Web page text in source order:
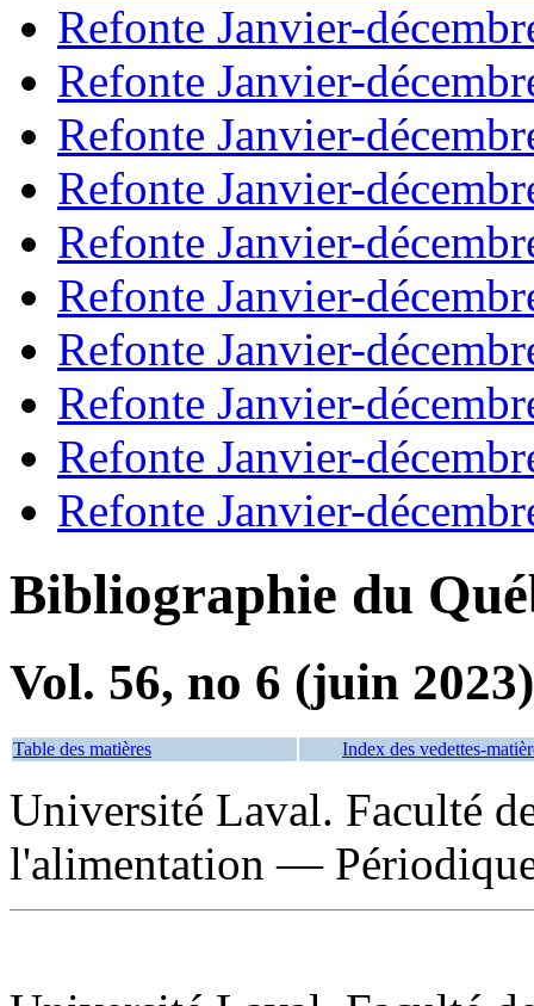
Refonte Janvier-
Refonte Janvier-
Refonte Janvier-
Refonte Janvier-
Refonte Janvier-
Refonte Janvier-
Refonte Janvier-
Refonte Janvier-
Refonte Janvier-
Refonte Janvier-
Bibliographie du
Vol. 56, no 6 (juin 2023)
Table des matières Index des vedettes-
Université Laval. Faculté
l'alimentation —